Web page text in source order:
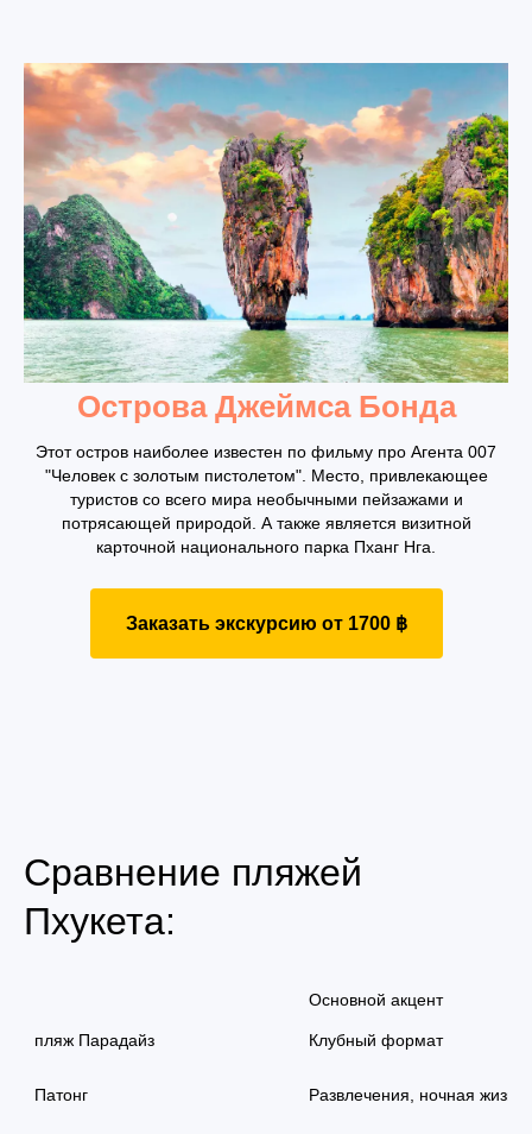
Острова Джеймса Бонда
Этот остров наиболее известен по фильму про Агента 007
"Человек с золотым пистолетом". Место, привлекающее
туристов со всего мира необычными пейзажами и
потрясающей природой. А также является визитной
карточной национального парка Пханг Нга.
Заказать экскурсию от 1700 ฿
Сравнение пляжей
Пхукета:
Основной акцент
пляж Парадайз Клубный формат
Патонг Развлечения, ночная жизнь